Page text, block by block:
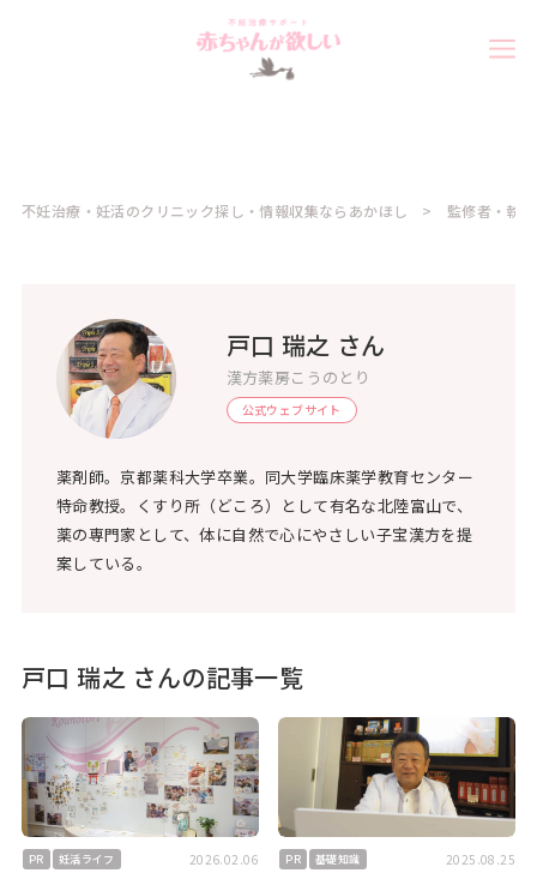
不妊治療・妊活のクリニック探し・情報収集ならあかほし 監修者・執
戸口 瑞之 さん
漢方薬房こうのとり
公式ウェブサイト
薬剤師。京都薬科大学卒業。同大学臨床薬学教育センター
特命教授。くすり所（どころ）として有名な北陸富山で、
薬の専門家として、体に自然で心にやさしい子宝漢方を提
案している。
戸口 瑞之 さんの記事一覧
PR 妊活ライフ 2026.02.06 PR 基礎知識 2025.08.25